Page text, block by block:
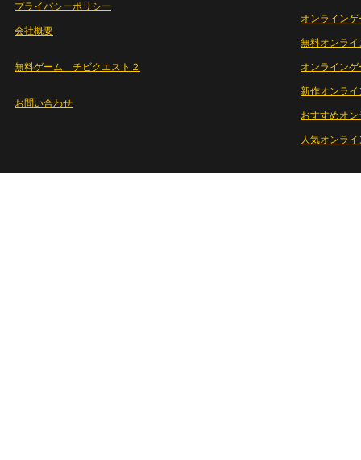
プライバシーポリシー
会社概要
無料ゲーム チビクエスト２
お問い合わせ
オンラインゲ
無料オンライ
オンライン
新作オンライ
おすすめオ
人気オンラ